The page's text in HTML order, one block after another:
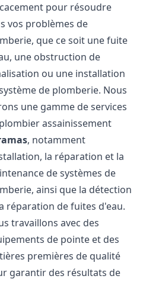
pour résoudre
vos problèmes de
que ce soit une fuite
une obstruction de
ou une installation
de plomberie. Nous
une gamme de services
assainissement
, notamment
la réparation et la
de systèmes de
ainsi que la détection
réparation de fuites d'eau.
travaillons avec des
de pointe et des
premières de qualité
garantir des résultats de